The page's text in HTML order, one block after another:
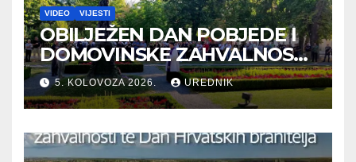
VIDEO VIJESTI
OBILJEŽEN DAN POBJEDE I
DOMOVINSKE ZAHVALNOSTI
TE DAN HRVATSKIH
BRANITELJA
5. KOLOVOZA 2026. UREDNIK